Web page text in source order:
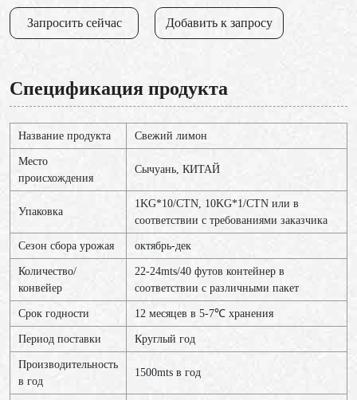
Запросить сейчас Добавить к запросу
Спецификация продукта
Название продукта Свежий лимон
Место
происхождения
Сычуань, КИТАЙ
Упаковка
1KG*10/CTN, 10KG*1/CTN или в
соответствии с требованиями заказчика
Сезон сбора урожая октябрь-дек
Количество/
конвейер
22-24mts/40 футов контейнер в
соответствии с различными пакет
Срок годности 12 месяцев в 5-7℃ хранения
Период поставки Круглый год
Производительность
в год
1500mts в год